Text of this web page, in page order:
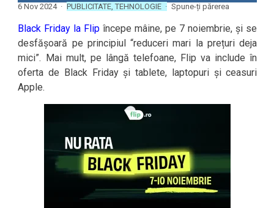
6 Nov 2024 · PUBLICITATE,TEHNOLOGIE · Spune-ți părerea
Black Friday la Flip începe mâine, pe 7 noiembrie, și se
desfășoară pe principiul “reduceri mari la prețuri deja
mici”. Mai mult, pe lângă telefoane, Flip va include în
oferta de Black Friday și tablete, laptopuri și ceasuri
Apple.